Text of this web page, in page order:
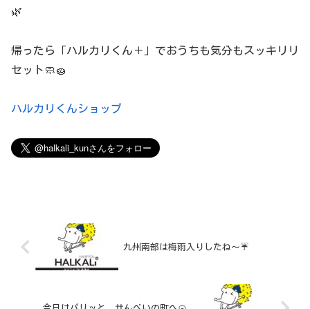
🌿
帰ったら「ハルカリくん＋」でおうちも気分もスッキリリ
セット🧼🧽
ハルカリくんショップ
九州南部は梅雨入りしたね〜☔